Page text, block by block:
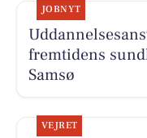
JOBNYT
fremtidens
Samsø
VEJRET